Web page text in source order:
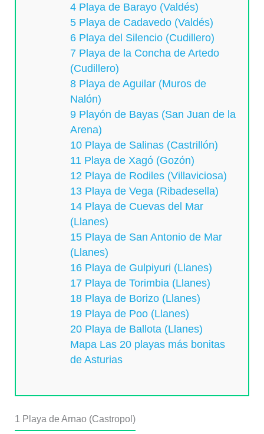
4 Playa de Barayo (Valdés)
5 Playa de Cadavedo (Valdés)
6 Playa del Silencio (Cudillero)
7 Playa de la Concha de Artedo
(Cudillero)
8 Playa de Aguilar (Muros de
Nalón)
9 Playón de Bayas (San Juan de la
Arena)
10 Playa de Salinas (Castrillón)
11 Playa de Xagó (Gozón)
12 Playa de Rodiles (Villaviciosa)
13 Playa de Vega (Ribadesella)
14 Playa de Cuevas del Mar
(Llanes)
15 Playa de San Antonio de Mar
(Llanes)
16 Playa de Gulpiyuri (Llanes)
17 Playa de Torimbia (Llanes)
18 Playa de Borizo (Llanes)
19 Playa de Poo (Llanes)
20 Playa de Ballota (Llanes)
Mapa Las 20 playas más bonitas
de Asturias
1 Playa de Arnao (Castropol)